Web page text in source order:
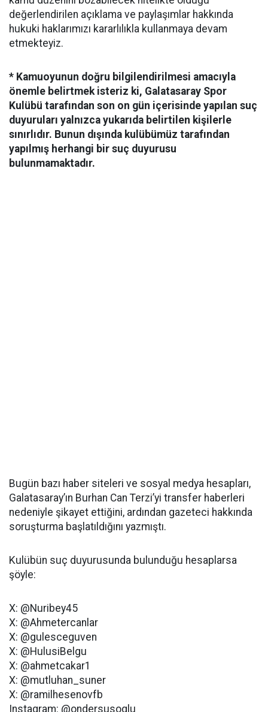
değerlendirilen açıklama ve paylaşımlar hakkında
hukuki haklarımızı kararlılıkla kullanmaya devam
etmekteyiz.
* Kamuoyunun doğru bilgilendirilmesi amacıyla
önemle belirtmek isteriz ki, Galatasaray Spor
Kulübü tarafından son on gün içerisinde yapılan suç
duyuruları yalnızca yukarıda belirtilen kişilerle
sınırlıdır. Bunun dışında kulübümüz tarafından
yapılmış herhangi bir suç duyurusu
bulunmamaktadır.
Bugün bazı haber siteleri ve sosyal medya hesapları,
Galatasaray’ın Burhan Can Terzi’yi transfer haberleri
nedeniyle şikayet ettiğini, ardından gazeteci hakkında
soruşturma başlatıldığını yazmıştı.
Kulübün suç duyurusunda bulunduğu hesaplarsa
şöyle:
X: @Nuribey45
X: @Ahmetercanlar
X: @gulesceguven
X: @HulusiBelgu
X: @ahmetcakar1
X: @mutluhan_suner
X: @ramilhesenovfb
Instagram: @ondersusoglu